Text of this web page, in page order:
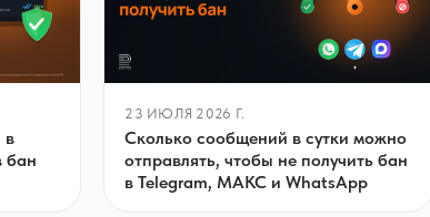
в
бан
23 ИЮЛЯ 2026 Г.
Сколько сообщений в сутки можно
отправлять, чтобы не получить бан
в Telegram, МАКС и WhatsApp